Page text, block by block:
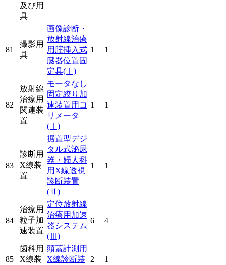
及び用
具
81
撮影用
具
画像診断・
放射線治療
用腟挿入式
臓器位置固
定具(Ⅰ)
1 1
82
放射線
治療用
関連装
置
モータなし
固定絞り加
速装置用コ
リメータ
(Ⅰ)
1 1
83
診断用
X線装
置
据置型デジ
タル式泌尿
器・婦人科
用X線透視
診断装置
(Ⅱ)
1 1
84
治療用
粒子加
速装置
定位放射線
治療用加速
器システム
(Ⅲ)
6 4
85
歯科用
X線装
頭蓋計測用
X線診断装
2 1